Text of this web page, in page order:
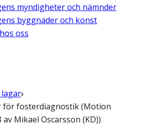
myndigheter och nämnder
byggnader och konst
oss
för fosterdiagnostik (Motion
av Mikael Oscarsson (KD))